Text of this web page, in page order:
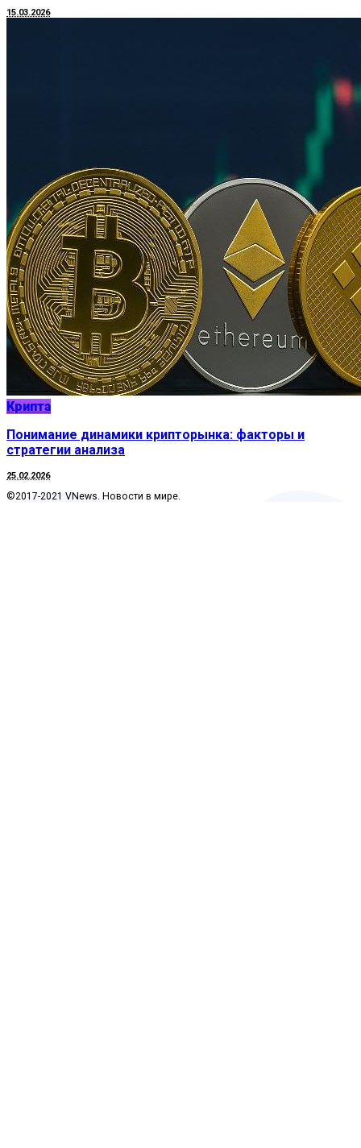
15.03.2026
Крипта
Понимание динамики крипторынка: факторы и
стратегии анализа
25.02.2026
©2017-2021 VNews. Новости в мире.